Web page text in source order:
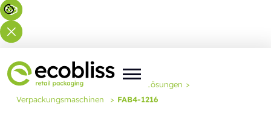
Sie befinden sich hier: Lösungen >
Verpackungsmaschinen
> FAB4-1216